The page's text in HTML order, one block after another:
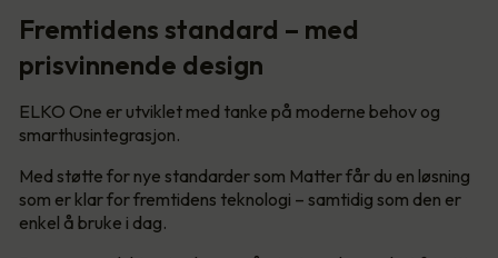
Fremtidens standard – med
prisvinnende design
ELKO One er utviklet med tanke på moderne behov og
smarthusintegrasjon.
Med støtte for nye standarder som Matter får du en løsning
som er klar for fremtidens teknologi – samtidig som den er
enkel å bruke i dag.